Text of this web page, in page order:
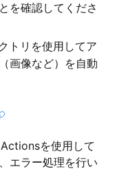
を確認してくださ
トリを使用してア
画像など）を自動
を使用して
エラー処理を行い